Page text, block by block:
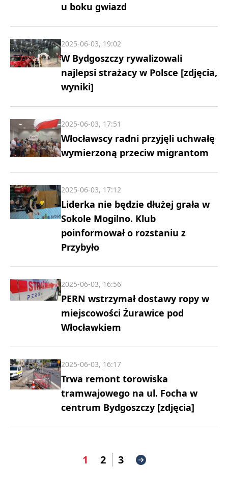
u boku gwiazd
W Bydgoszczy rywalizowali
najlepsi strażacy w Polsce [zdjęcia,
wyniki]
2025-06-03, 19:02
Włocławscy radni przyjęli uchwałę
wymierzoną przeciw migrantom
2025-06-03, 17:51
Liderka nie będzie dłużej grała w
Sokole Mogilno. Klub
poinformował o rozstaniu z
Przybyło
2025-06-03, 17:12
PERN wstrzymał dostawy ropy w
miejscowości Żurawice pod
Włocławkiem
2025-06-03, 16:56
Trwa remont torowiska
tramwajowego na ul. Focha w
centrum Bydgoszczy [zdjęcia]
2025-06-03, 16:17
1 2 3